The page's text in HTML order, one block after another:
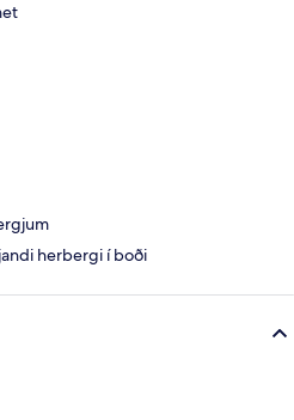
herbergi í boði